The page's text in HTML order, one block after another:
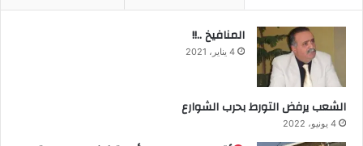
المنافيخ ..!!
4 يناير، 2021
الشعب يرفض التورط بحرب الشوارع
4 يونيو، 2022